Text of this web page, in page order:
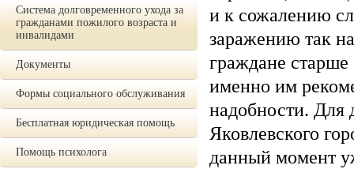
Система долговременного ухода за
гражданами пожилого возраста и
инвалидами
Документы
Формы социального обслуживания
Бесплатная юридическая помощь
Помощь психолога
и к сожалению
заражению так
граждане
именно им
надобности.
Яковлевского
данный момент